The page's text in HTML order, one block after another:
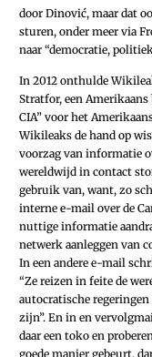
door Dinović, maar dat
sturen, onder meer via
naar “democratie,
In 2012 onthulde
Stratfor, een
CIA” voor het
Wikileaks de hand op
voorzag van informatie
wereldwijd in contact
gebruik van, want, zo
interne e-mail over de
nuttige informatie
netwerk aanleggen van
In een andere e-mail
“Ze reizen in feite de
autocratische
zijn”. En in en
daar een toko en
goede manier gebeurt,